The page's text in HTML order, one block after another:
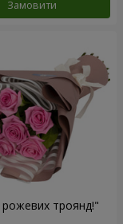
Замовити
рожевих троянд!"